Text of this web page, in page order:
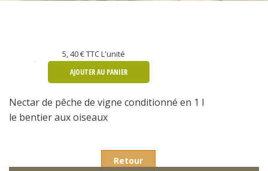
5, 40 €TTC L'unité
AJOUTER AU PANIER
Nectar de pêche de vigne conditionné en 1 l
le bentier aux oiseaux
Retour